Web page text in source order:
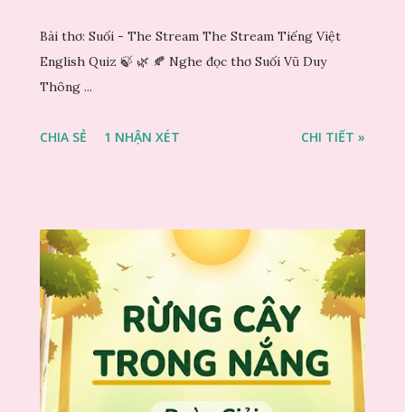
Bài thơ: Suối - The Stream The Stream Tiếng Việt
English Quiz 🍃 🌿 🍂 Nghe đọc thơ Suối Vũ Duy
Thông ...
CHIA SẺ 1 NHẬN XÉT CHI TIẾT »